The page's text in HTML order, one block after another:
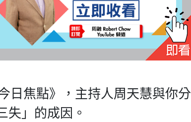
日焦點》，主持人周天慧與你分
失」的成因。